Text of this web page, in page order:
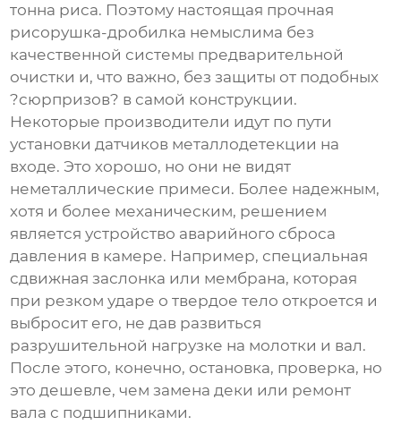
тонна риса. Поэтому настоящая прочная
рисорушка-дробилка немыслима без
качественной системы предварительной
очистки и, что важно, без защиты от подобных
?сюрпризов? в самой конструкции.
Некоторые производители идут по пути
установки датчиков металлодетекции на
входе. Это хорошо, но они не видят
неметаллические примеси. Более надежным,
хотя и более механическим, решением
является устройство аварийного сброса
давления в камере. Например, специальная
сдвижная заслонка или мембрана, которая
при резком ударе о твердое тело откроется и
выбросит его, не дав развиться
разрушительной нагрузке на молотки и вал.
После этого, конечно, остановка, проверка, но
это дешевле, чем замена деки или ремонт
вала с подшипниками.